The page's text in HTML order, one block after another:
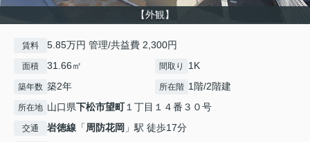
【外観】
賃料 5.85万円 管理/共益費 2,300円
面積 31.66㎡ 間取り 1K
築年数 築2年 所在階 1階/2階建
所在地 山口県下松市望町１丁目１４番３０号
交通 岩徳線 「周防花岡 」駅 徒歩17分